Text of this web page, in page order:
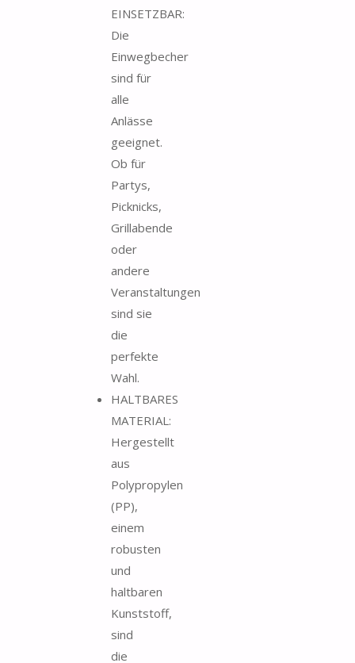
EINSETZBAR:
Die
Einwegbecher
sind für
alle
Anlässe
geeignet.
Ob für
Partys,
Picknicks,
Grillabende
oder
andere
Veranstaltungen
sind sie
die
perfekte
Wahl.
HALTBARES
MATERIAL:
Hergestellt
aus
Polypropylen
(PP),
einem
robusten
und
haltbaren
Kunststoff,
sind
die